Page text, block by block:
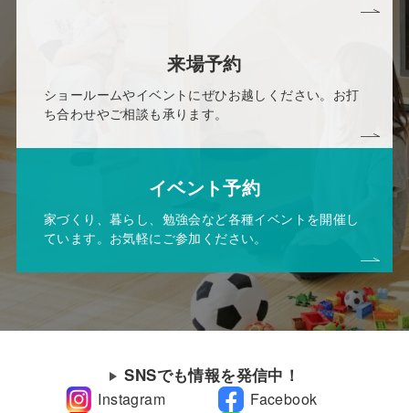
来場予約
ショールームやイベントにぜひお越しください。お打
ち合わせやご相談も承ります。
イベント予約
家づくり、暮らし、勉強会など各種イベントを開催し
ています。お気軽にご参加ください。
SNSでも情報を発信中！
Instagram
Facebook